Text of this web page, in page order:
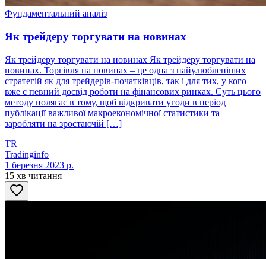
Фундаментальний аналіз
Як трейдеру торгувати на новинах
Як трейдеру торгувати на новинах Як трейдеру торгувати на
новинах. Торгівля на новинах – це одна з найулюбленіших
стратегій як для трейдерів-початківців, так і для тих, у кого
вже є певний досвід роботи на фінансових ринках. Суть цього
методу полягає в тому, щоб відкривати угоди в період
публікації важливої макроекономічної статистики та
заробляти на зростаючій […]
TR
Tradinginfo
1 березня 2023 р.
15 хв читання